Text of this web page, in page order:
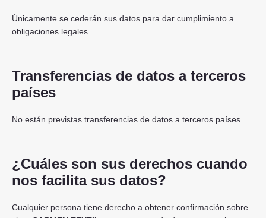
Únicamente se cederán sus datos para dar cumplimiento a
obligaciones legales.
Transferencias de datos a terceros
países
No están previstas transferencias de datos a terceros países.
¿Cuáles son sus derechos cuando
nos facilita sus datos?
Cualquier persona tiene derecho a obtener confirmación sobre